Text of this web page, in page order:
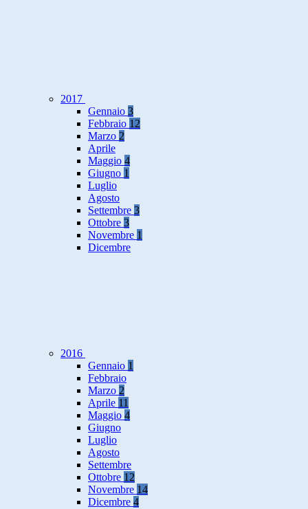
2017
Gennaio 3
Febbraio 12
Marzo 2
Aprile
Maggio 4
Giugno 1
Luglio
Agosto
Settembre 3
Ottobre 3
Novembre 1
Dicembre
2016
Gennaio 1
Febbraio
Marzo 2
Aprile 11
Maggio 4
Giugno
Luglio
Agosto
Settembre
Ottobre 12
Novembre 14
Dicembre 4